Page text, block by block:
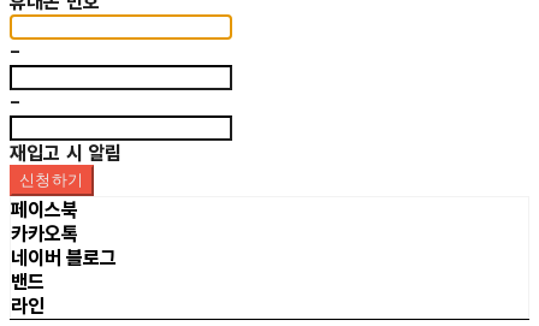
-
-
재입고 시 알림
신청하기
페이스북
카카오톡
네이버 블로그
밴드
라인